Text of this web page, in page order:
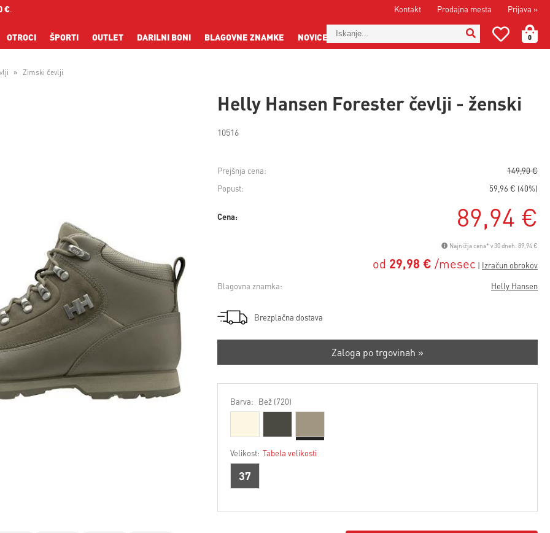
Prijava »
Kontakt Prodajna mesta
€.
0
OTROCI ŠPORTI OUTLET DARILNI BONI BLAGOVNE ZNAMKE NOVICE
Zimski čevlji
Helly Hansen Forester čevlji - ženski
10516
Prejšnja cena:
149,90 €
Popust:
59,96 € (40%)
Cena: 89,94 €
Najnižja cena* v 30 dneh: 89,94 €
od 29,98 € /mesec
Blagovna znamka: Helly Hansen
Brezplačna dostava
Zaloga po trgovinah »
Barva: Bež (720)
Velikost: Tabela velikosti
37